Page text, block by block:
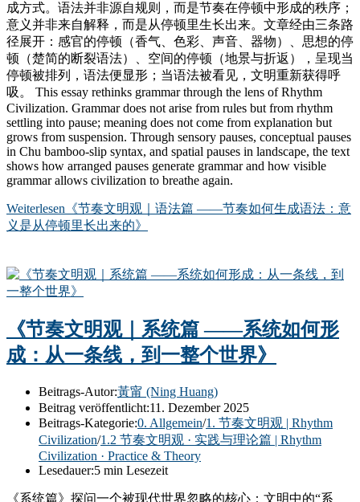
成方式。语法并非源自规则，而是节奏在停顿中形成的秩序；
意义并非来自解释，而是从停顿里生长出来。文章经由三条路
径展开：感官的停顿（香气、色彩、声音、器物）、思想的停
顿（楚简的断裂语法）、空间的停顿（地景与折返），呈现当
停顿被排列，语法便显形；当语法被看见，文明重新获得呼
吸。 This essay rethinks grammar through the lens of Rhythm
Civilization. Grammar does not arise from rules but from rhythm
settling into pause; meaning does not come from explanation but
grows from suspension. Through sensory pauses, conceptual pauses
in Chu bamboo-slip syntax, and spatial pauses in landscape, the text
shows how arranged pauses generate grammar and how visible
grammar allows civilization to breathe again.
Weiterlesen 《节奏文明观｜语法篇 ——节奏如何生成语法：意
义是从停顿里长出来的》
《节奏文明观｜系统篇 ——系统如何形
成：从一条线，到一整个世界》
Beitrags-Autor:黃甯 (Ning Huang)
Beitrag veröffentlicht:11. Dezember 2025
Beitrags-Kategorie:0. Allgemein/1. 节奏文明观 | Rhythm
Civilization/1.2 节奏文明观 · 实践与理论篇 | Rhythm
Civilization · Practice & Theory
Lesedauer:5 min Lesezeit
《系统篇》探问一个被现代世界忽略的核心：文明中的“系